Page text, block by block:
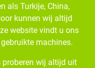
als Turkije, China,
kunnen wij altijd
website vindt u ons
machines.
proberen wij altijd uit